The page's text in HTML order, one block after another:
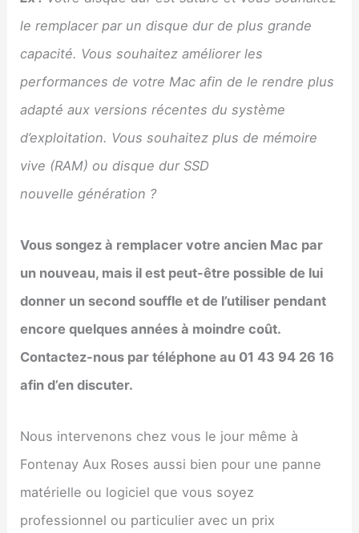
le remplacer par un disque dur de plus grande
capacité. Vous souhaitez améliorer les
performances de votre Mac afin de le rendre plus
adapté aux versions récentes du système
d’exploitation. Vous souhaitez plus de mémoire
vive (RAM) ou disque dur SSD
nouvelle génération ?
Vous songez à remplacer votre ancien Mac par
un nouveau, mais il est peut-être possible de lui
donner un second souffle et de l’utiliser pendant
encore quelques années à moindre coût.
Contactez-nous par téléphone au 01 43 94 26 16
afin d’en discuter.
Nous intervenons chez vous le jour même à
Fontenay Aux Roses aussi bien pour une panne
matérielle ou logiciel que vous soyez
professionnel ou particulier avec un prix